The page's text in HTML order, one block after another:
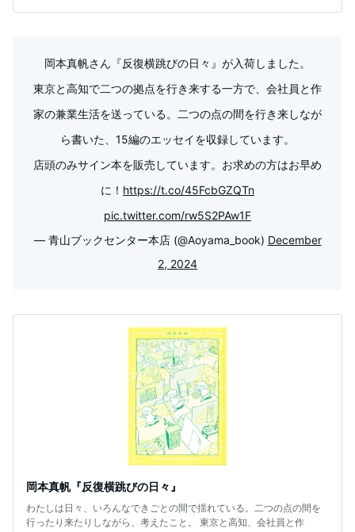
岡本真帆さん『反復横跳びの日々』が入荷しました。
東京と高知で二つの拠点を行き来する一方で、会社員と作
家の兼業生活を送っている。二つの点の間を行き来しなが
ら書いた、15編のエッセイを収録しています。
店頭のみサイン本を販売しています。お求めの方はお早め
に！ https://t.co/45FcbGZQTn
pic.twitter.com/rw5S2PAw1F
— 青山ブックセンター本店 (@Aoyama_book) December
2, 2024
岡本真帆『反復横跳びの日々』
わたしは日々、いろんなできごとの間で揺れている。二つの点の間を
行ったり来たりしながら、考えたこと。 東京と高知、会社員と作